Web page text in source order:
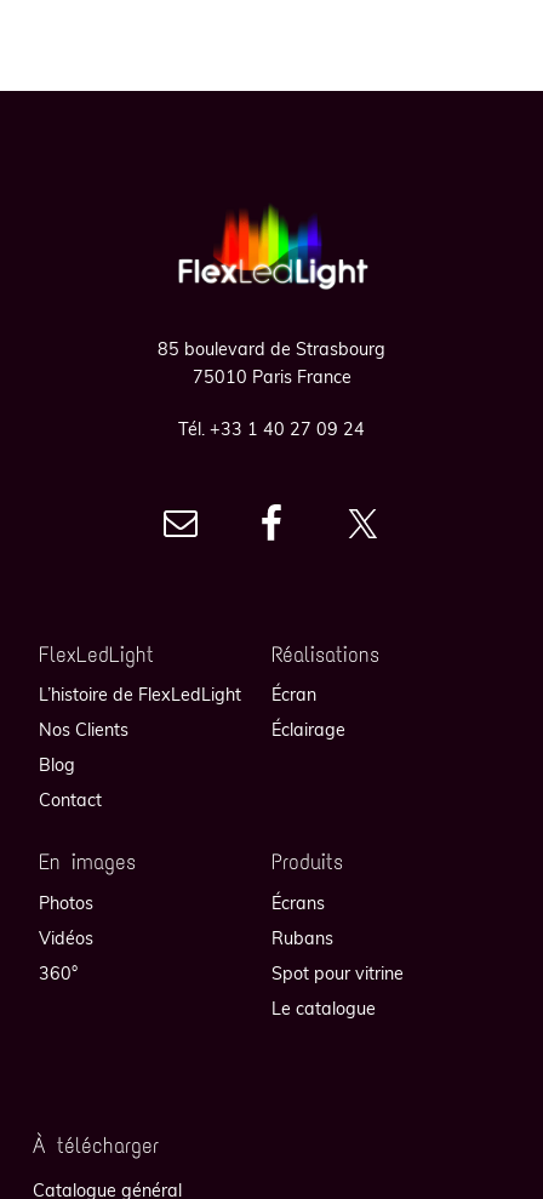
85 boulevard de Strasbourg
75010 Paris France
Tél. +33 1 40 27 09 24
FlexLedLight
L’histoire de FlexLedLight
Nos Clients
Blog
Contact
Réalisations
Écran
Éclairage
En images
Photos
Vidéos
360°
Produits
Écrans
Rubans
Spot pour vitrine
Le catalogue
À télécharger
Catalogue général